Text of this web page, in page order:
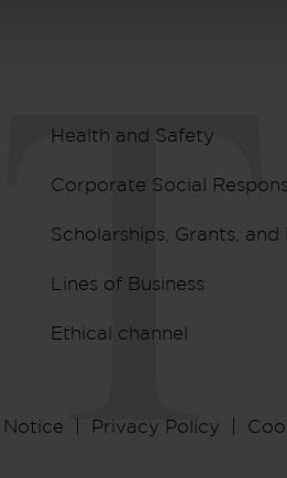
Health and Safety
Corporate Social
Scholarships, Grants, and
Lines of Business
Ethical channel
Notice Privacy Policy